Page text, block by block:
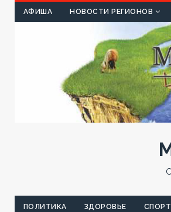
АФИША НОВОСТИ РЕГИОНОВ
ПОЛИТИКА ЗДОРОВЬЕ СПОРТ